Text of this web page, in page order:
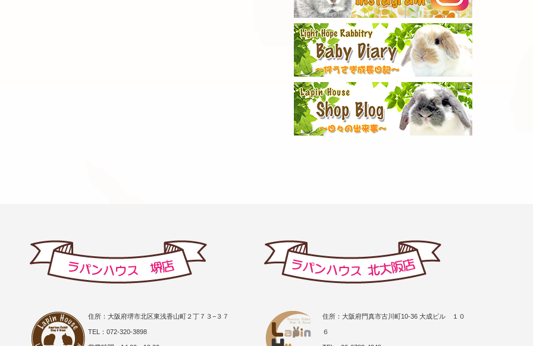
住所：大阪府堺市北区東浅香山町２丁７３−３７
TEL：072-320-3898
住所：大阪府門真市古川町10-36 大成ビル １０
６